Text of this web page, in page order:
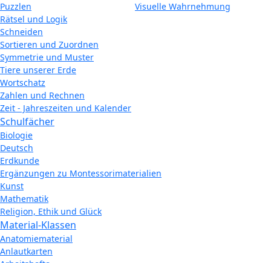
Puzzlen
Rätsel und Logik
Schneiden
Sortieren und Zuordnen
Symmetrie und Muster
Tiere unserer Erde
Wortschatz
Zahlen und Rechnen
Zeit - Jahreszeiten und Kalender
Visuelle Wahrnehmung
Schulfächer
Biologie
Deutsch
Erdkunde
Ergänzungen zu Montessorimaterialien
Kunst
Mathematik
Religion, Ethik und Glück
Material-Klassen
Anatomiematerial
Anlautkarten